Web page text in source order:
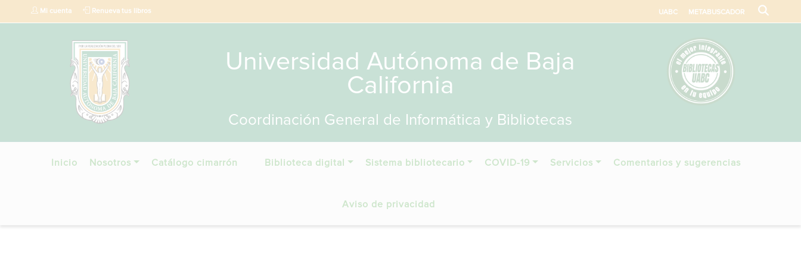
Mi cuenta Renueva tus libros UABC METABUSCADOR
Universidad Autónoma de Baja
California
Coordinación General de Informática y Bibliotecas
Inicio Nosotros Catálogo cimarrón Biblioteca digital Sistema bibliotecario COVID-19 Servicios Comentarios y sugerencias
Aviso de privacidad